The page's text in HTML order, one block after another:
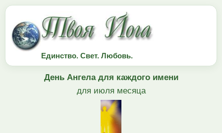
Единство. Свет. Любовь.
День Ангела для каждого имени
для июля месяца